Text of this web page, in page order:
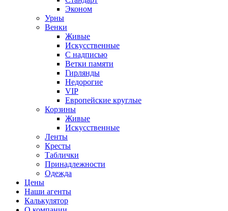
Эконом
Урны
Венки
Живые
Искусственные
С надписью
Ветки памяти
Гирлянды
Недорогие
VIP
Европейские круглые
Корзины
Живые
Искусственные
Ленты
Кресты
Таблички
Принадлежности
Одежда
Цены
Наши агенты
Калькулятор